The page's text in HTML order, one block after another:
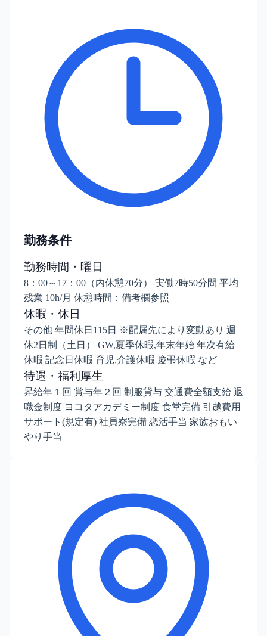
勤務条件
勤務時間・曜日
8：00～17：00（内休憩70分） 実働7時50分間 平均
残業 10h/月 休憩時間：備考欄参照
休暇・休日
その他 年間休日115日 ※配属先により変動あり 週
休2日制（土日） GW,夏季休暇,年末年始 年次有給
休暇 記念日休暇 育児,介護休暇 慶弔休暇 など
待遇・福利厚生
昇給年１回 賞与年２回 制服貸与 交通費全額支給 退
職金制度 ヨコタアカデミー制度 食堂完備 引越費用
サポート(規定有) 社員寮完備 恋活手当 家族おもい
やり手当